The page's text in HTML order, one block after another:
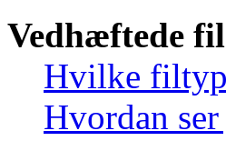
Vedhæftede
Hvilke
Hvordan